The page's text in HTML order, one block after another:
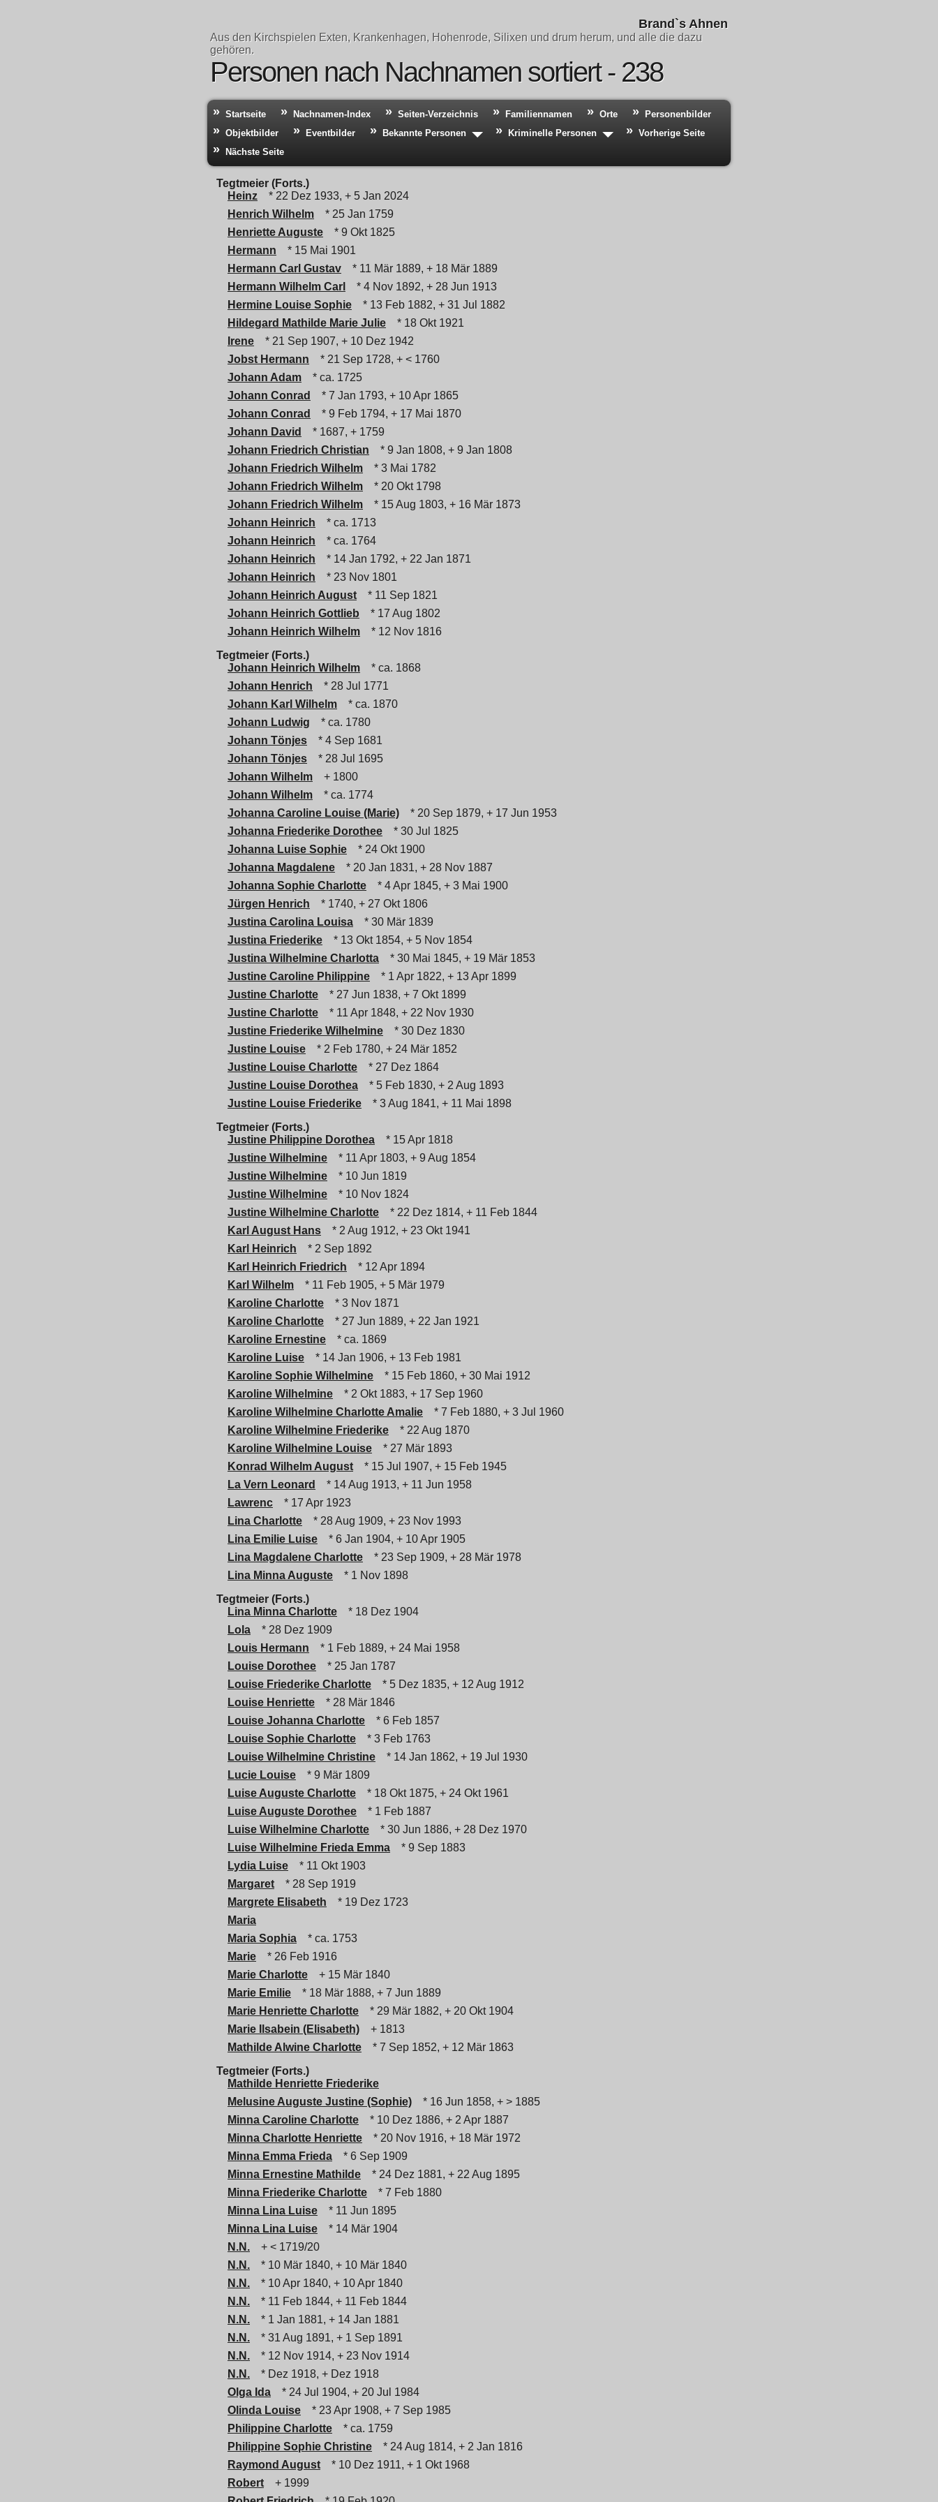
Brand`s Ahnen
Aus den Kirchspielen Exten, Krankenhagen, Hohenrode, Silixen und drum herum, und alle die dazu
gehören.
Personen nach Nachnamen sortiert - 238
Startseite Nachnamen-Index Seiten-Verzeichnis Familiennamen Orte
Personenbilder
Objektbilder
Eventbilder Bekannte Personen Kriminelle Personen
Vorherige Seite
Nächste Seite
Tegtmeier (Forts.)
Heinz
* 22 Dez 1933, + 5 Jan 2024
Henrich Wilhelm
* 25 Jan 1759
Henriette Auguste
* 9 Okt 1825
Hermann
* 15 Mai 1901
Hermann Carl Gustav
* 11 Mär 1889, + 18 Mär 1889
Hermann Wilhelm Carl
* 4 Nov 1892, + 28 Jun 1913
Hermine Louise Sophie
* 13 Feb 1882, + 31 Jul 1882
Hildegard Mathilde Marie Julie
* 18 Okt 1921
Irene
* 21 Sep 1907, + 10 Dez 1942
Jobst Hermann
* 21 Sep 1728, + < 1760
Johann Adam
* ca. 1725
Johann Conrad
* 7 Jan 1793, + 10 Apr 1865
Johann Conrad
* 9 Feb 1794, + 17 Mai 1870
Johann David
* 1687, + 1759
Johann Friedrich Christian
* 9 Jan 1808, + 9 Jan 1808
Johann Friedrich Wilhelm
* 3 Mai 1782
Johann Friedrich Wilhelm
* 20 Okt 1798
Johann Friedrich Wilhelm
* 15 Aug 1803, + 16 Mär 1873
Johann Heinrich
* ca. 1713
Johann Heinrich
* ca. 1764
Johann Heinrich
* 14 Jan 1792, + 22 Jan 1871
Johann Heinrich
* 23 Nov 1801
Johann Heinrich August
* 11 Sep 1821
Johann Heinrich Gottlieb
* 17 Aug 1802
Johann Heinrich Wilhelm
* 12 Nov 1816
Tegtmeier (Forts.)
Johann Heinrich Wilhelm
* ca. 1868
Johann Henrich
* 28 Jul 1771
Johann Karl Wilhelm
* ca. 1870
Johann Ludwig
* ca. 1780
Johann Tönjes
* 4 Sep 1681
Johann Tönjes
* 28 Jul 1695
Johann Wilhelm
+ 1800
Johann Wilhelm
* ca. 1774
Johanna Caroline Louise (Marie)
* 20 Sep 1879, + 17 Jun 1953
Johanna Friederike Dorothee
* 30 Jul 1825
Johanna Luise Sophie
* 24 Okt 1900
Johanna Magdalene
* 20 Jan 1831, + 28 Nov 1887
Johanna Sophie Charlotte
* 4 Apr 1845, + 3 Mai 1900
Jürgen Henrich
* 1740, + 27 Okt 1806
Justina Carolina Louisa
* 30 Mär 1839
Justina Friederike
* 13 Okt 1854, + 5 Nov 1854
Justina Wilhelmine Charlotta
* 30 Mai 1845, + 19 Mär 1853
Justine Caroline Philippine
* 1 Apr 1822, + 13 Apr 1899
Justine Charlotte
* 27 Jun 1838, + 7 Okt 1899
Justine Charlotte
* 11 Apr 1848, + 22 Nov 1930
Justine Friederike Wilhelmine
* 30 Dez 1830
Justine Louise
* 2 Feb 1780, + 24 Mär 1852
Justine Louise Charlotte
* 27 Dez 1864
Justine Louise Dorothea
* 5 Feb 1830, + 2 Aug 1893
Justine Louise Friederike
* 3 Aug 1841, + 11 Mai 1898
Tegtmeier (Forts.)
Justine Philippine Dorothea
* 15 Apr 1818
Justine Wilhelmine
* 11 Apr 1803, + 9 Aug 1854
Justine Wilhelmine
* 10 Jun 1819
Justine Wilhelmine
* 10 Nov 1824
Justine Wilhelmine Charlotte
* 22 Dez 1814, + 11 Feb 1844
Karl August Hans
* 2 Aug 1912, + 23 Okt 1941
Karl Heinrich
* 2 Sep 1892
Karl Heinrich Friedrich
* 12 Apr 1894
Karl Wilhelm
* 11 Feb 1905, + 5 Mär 1979
Karoline Charlotte
* 3 Nov 1871
Karoline Charlotte
* 27 Jun 1889, + 22 Jan 1921
Karoline Ernestine
* ca. 1869
Karoline Luise
* 14 Jan 1906, + 13 Feb 1981
Karoline Sophie Wilhelmine
* 15 Feb 1860, + 30 Mai 1912
Karoline Wilhelmine
* 2 Okt 1883, + 17 Sep 1960
Karoline Wilhelmine Charlotte Amalie
* 7 Feb 1880, + 3 Jul 1960
Karoline Wilhelmine Friederike
* 22 Aug 1870
Karoline Wilhelmine Louise
* 27 Mär 1893
Konrad Wilhelm August
* 15 Jul 1907, + 15 Feb 1945
La Vern Leonard
* 14 Aug 1913, + 11 Jun 1958
Lawrenc
* 17 Apr 1923
Lina Charlotte
* 28 Aug 1909, + 23 Nov 1993
Lina Emilie Luise
* 6 Jan 1904, + 10 Apr 1905
Lina Magdalene Charlotte
* 23 Sep 1909, + 28 Mär 1978
Lina Minna Auguste
* 1 Nov 1898
Tegtmeier (Forts.)
Lina Minna Charlotte
* 18 Dez 1904
Lola
* 28 Dez 1909
Louis Hermann
* 1 Feb 1889, + 24 Mai 1958
Louise Dorothee
* 25 Jan 1787
Louise Friederike Charlotte
* 5 Dez 1835, + 12 Aug 1912
Louise Henriette
* 28 Mär 1846
Louise Johanna Charlotte
* 6 Feb 1857
Louise Sophie Charlotte
* 3 Feb 1763
Louise Wilhelmine Christine
* 14 Jan 1862, + 19 Jul 1930
Lucie Louise
* 9 Mär 1809
Luise Auguste Charlotte
* 18 Okt 1875, + 24 Okt 1961
Luise Auguste Dorothee
* 1 Feb 1887
Luise Wilhelmine Charlotte
* 30 Jun 1886, + 28 Dez 1970
Luise Wilhelmine Frieda Emma
* 9 Sep 1883
Lydia Luise
* 11 Okt 1903
Margaret
* 28 Sep 1919
Margrete Elisabeth
* 19 Dez 1723
Maria
Maria Sophia
* ca. 1753
Marie
* 26 Feb 1916
Marie Charlotte
+ 15 Mär 1840
Marie Emilie
* 18 Mär 1888, + 7 Jun 1889
Marie Henriette Charlotte
* 29 Mär 1882, + 20 Okt 1904
Marie Ilsabein (Elisabeth)
+ 1813
Mathilde Alwine Charlotte
* 7 Sep 1852, + 12 Mär 1863
Tegtmeier (Forts.)
Mathilde Henriette Friederike
Melusine Auguste Justine (Sophie)
* 16 Jun 1858, + > 1885
Minna Caroline Charlotte
* 10 Dez 1886, + 2 Apr 1887
Minna Charlotte Henriette
* 20 Nov 1916, + 18 Mär 1972
Minna Emma Frieda
* 6 Sep 1909
Minna Ernestine Mathilde
* 24 Dez 1881, + 22 Aug 1895
Minna Friederike Charlotte
* 7 Feb 1880
Minna Lina Luise
* 11 Jun 1895
Minna Lina Luise
* 14 Mär 1904
N.N.
+ < 1719/20
N.N.
* 10 Mär 1840, + 10 Mär 1840
N.N.
* 10 Apr 1840, + 10 Apr 1840
N.N.
* 11 Feb 1844, + 11 Feb 1844
N.N.
* 1 Jan 1881, + 14 Jan 1881
N.N.
* 31 Aug 1891, + 1 Sep 1891
N.N.
* 12 Nov 1914, + 23 Nov 1914
N.N.
* Dez 1918, + Dez 1918
Olga Ida
* 24 Jul 1904, + 20 Jul 1984
Olinda Louise
* 23 Apr 1908, + 7 Sep 1985
Philippine Charlotte
* ca. 1759
Philippine Sophie Christine
* 24 Aug 1814, + 2 Jan 1816
Raymond August
* 10 Dez 1911, + 1 Okt 1968
Robert
+ 1999